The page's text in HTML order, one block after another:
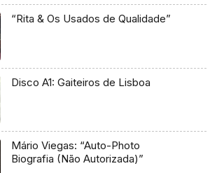
“Rita & Os Usados de Qualidade”
Disco A1: Gaiteiros de Lisboa
Mário Viegas: “Auto-Photo
Biografia (Não Autorizada)”